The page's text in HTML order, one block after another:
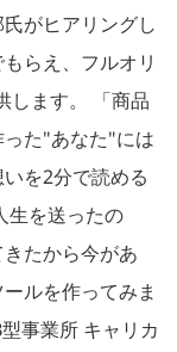
がヒアリングし
らえ、フルオリ
します。 「商品
た"あなた"には
を2分で読める
生を送ったの
たから今があ
ルを作ってみま
事業所 キャリカ